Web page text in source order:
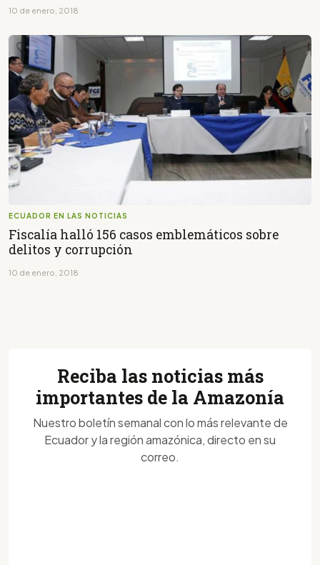
10 de enero, 2018
ECUADOR EN LAS NOTICIAS
Fiscalía halló 156 casos emblemáticos sobre
delitos y corrupción
10 de enero, 2018
Reciba las noticias más
importantes de la Amazonía
Nuestro boletín semanal con lo más relevante de
Ecuador y la región amazónica, directo en su
correo.